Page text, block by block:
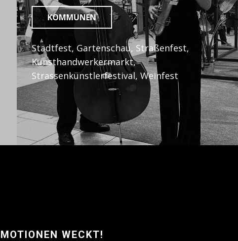
KOMMUNEN
Stadtfest, Gartenschau, Straßenfest,
Kunsthandwerkermarkt,
Strassenkünstlerfestival, Weinfest
WECKT!